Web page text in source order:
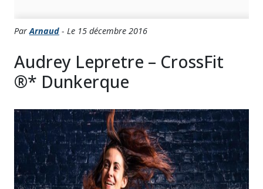
ParArnaud - Le 15 décembre 2016
Audrey Lepretre – CrossFit
®* Dunkerque